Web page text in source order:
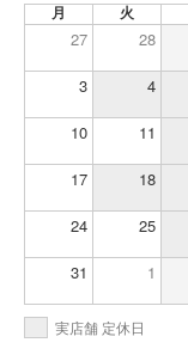
月 火
27 28
3 4
10 11
17 18
24 25
31 1
実店舗 定休日